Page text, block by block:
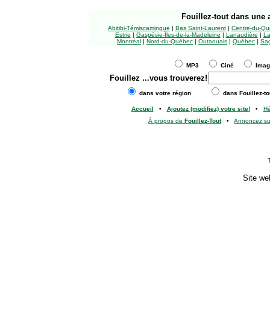
Fouillez-tout dans une
Abitibi-Témiscamingue | Bas Saint-Laurent| Centre-du-
Estrie | Gaspésie-Îles-de-la-Madeleine | Lanaudière |
Montréal | Nord-du-Québec | Outaouais | Québec |
MP3 Ciné
Fouillez ...vous trouverez!
dans votre région dans Fouillez-
Accueil • Ajoutez (modifiez) votre site!•
À propos de Fouillez-Tout• Annoncez
Site